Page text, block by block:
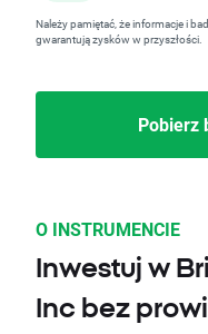
Należy pamiętać, że informacje i
gwarantują zysków w przyszłości.
Pobierz
O INSTRUMENCIE
Inwestuj w
Inc bez